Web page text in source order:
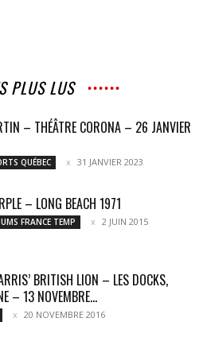
PLUS LUS
– THÉÂTRE CORONA – 26 JANVIER
QUÉBEC 31 JANVIER 2023
– LONG BEACH 1971
FRANCE TEMP 2 JUIN 2015
BRITISH LION – LES DOCKS,
– 13 NOVEMBRE...
20 NOVEMBRE 2016